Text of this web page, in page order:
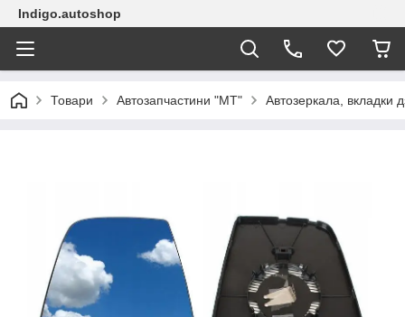
Indigo.autoshop
Товари Автозапчастини "МТ" Автозеркала, вкладки